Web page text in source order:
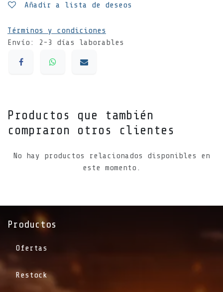
Añadir a lista de deseos
Términos y condiciones
Envío: 2-3 días laborables
Productos que también
compraron otros clientes
No hay productos relacionados disponibles en
este momento.
Productos
Ofertas
Restock